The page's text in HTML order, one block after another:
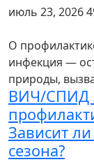
июль 23, 2026
О
инфекция ―
природы,
ВИЧ/СПИД
Зависит
сезона?